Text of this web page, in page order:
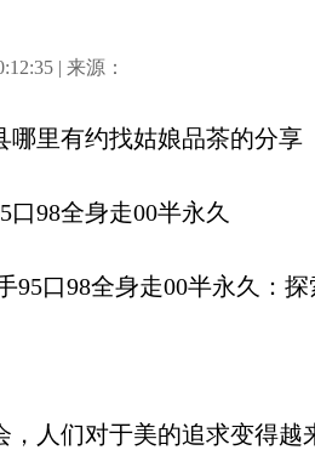
| 来源：
哪里有约找姑娘品茶的分享
口98全身走00半永久
95口98全身走00半永久：
，人们对于美的追求变得